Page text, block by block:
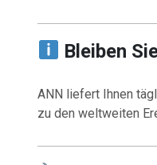
Bleiben
ANN liefert Ihnen
zu den weltweiten